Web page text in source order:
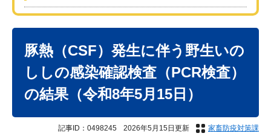
豚熱（CSF）発生に伴う野生いの
ししの感染確認検査（PCR検査）
の結果（令和8年5月15日）
記事ID：0498245 2026年5月15日更新 家畜防疫対策課